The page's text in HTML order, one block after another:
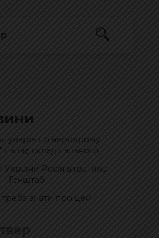
ударів по аеродрому
палає склад пального
України Росія втратила
– Генштаб
знати про цей